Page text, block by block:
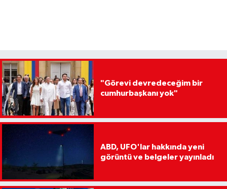
"Görevi devredeceğim bir
cumhurbaşkanı yok"
ABD, UFO'lar hakkında yeni
görüntü ve belgeler yayınladı